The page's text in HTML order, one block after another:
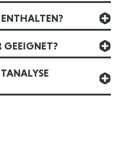
GEEIGNET?